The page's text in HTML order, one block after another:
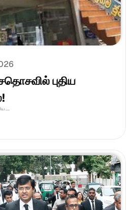
புதிய
....